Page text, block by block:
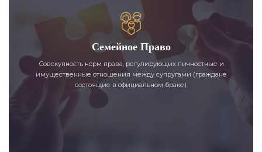
Семейное Право
Совокупность норм права, регулирующих личностные и
имущественные отношения между супругами (граждане
состоящие в официальном браке).